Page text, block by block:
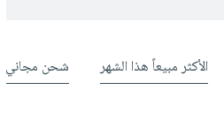
الأكثر مبيعاً هذا الشهر شحن مجاني